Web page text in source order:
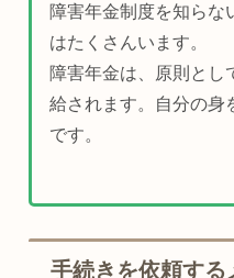
障害年金制度を知らな
はたくさんいます。
障害年金は、原則とし
給されます。自分の身
です。
手続きを依頼する